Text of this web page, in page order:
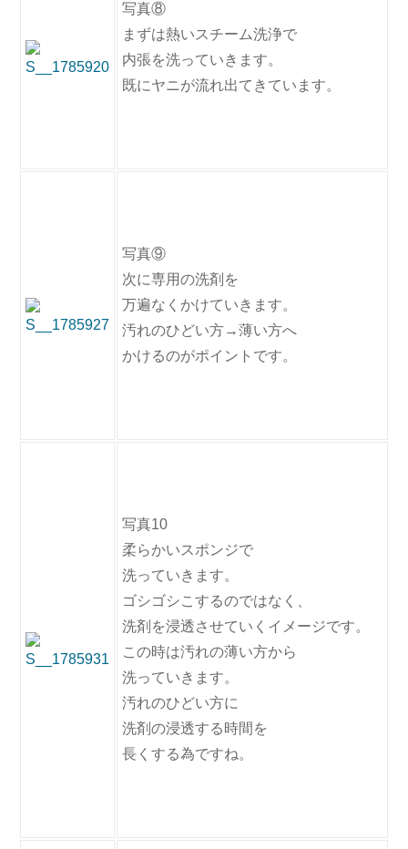
写真⑧
まずは熱いスチーム洗浄で
内張を洗っていきます。
既にヤニが流れ出てきています。
写真⑨
次に専用の洗剤を
万遍なくかけていきます。
汚れのひどい方→薄い方へ
かけるのがポイントです。
写真10
柔らかいスポンジで
洗っていきます。
ゴシゴシこするのではなく、
洗剤を浸透させていくイメージです。
この時は汚れの薄い方から
洗っていきます。
汚れのひどい方に
洗剤の浸透する時間を
長くする為ですね。